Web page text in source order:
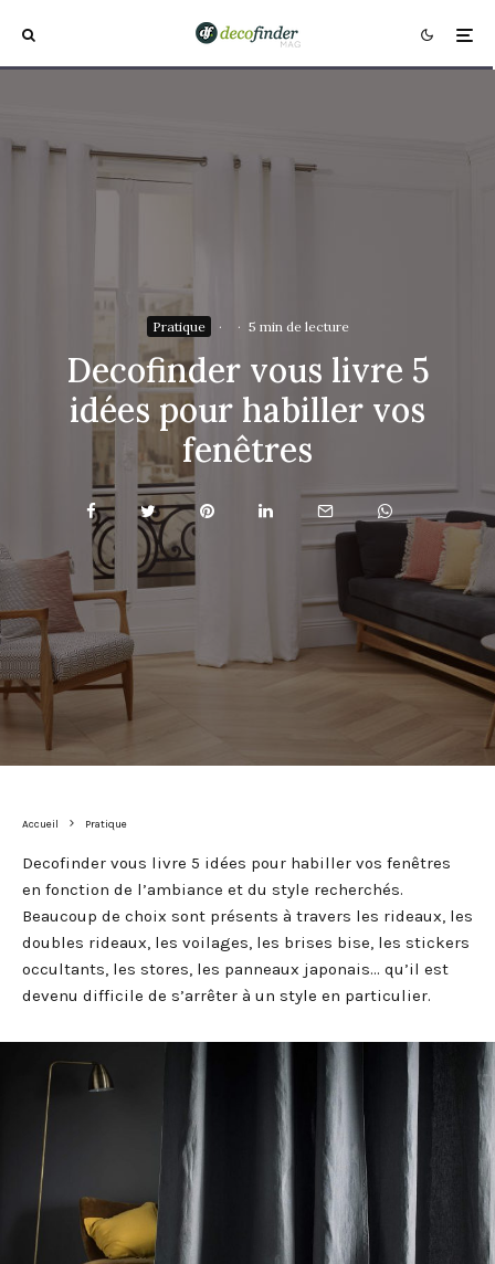
Pratique · · 5 min de lecture
Decofinder vous livre 5
idées pour habiller vos
fenêtres
Accueil Pratique
Decofinder vous livre 5 idées pour habiller vos fenêtres
en fonction de l’ambiance et du style recherchés.
Beaucoup de choix sont présents à travers les rideaux, les
doubles rideaux, les voilages, les brises bise, les stickers
occultants, les stores, les panneaux japonais… qu’il est
devenu difficile de s’arrêter à un style en particulier.